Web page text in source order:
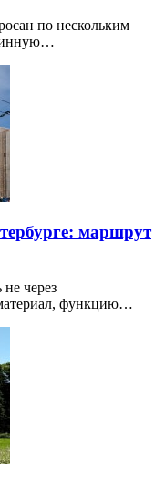
по нескольким
маршрут
через
функцию…